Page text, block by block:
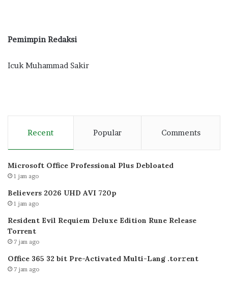
Pemimpin Redaksi
Icuk Muhammad Sakir
Recent Popular Comments
Microsoft Office Professional Plus Debloated
1 jam ago
Believers 2026 UHD AVI 720p
1 jam ago
Resident Evil Requiem Deluxe Edition Rune Release
Torrent
7 jam ago
Office 365 32 bit Pre-Activated Multi-Lang .tоr𝚛еnt
7 jam ago